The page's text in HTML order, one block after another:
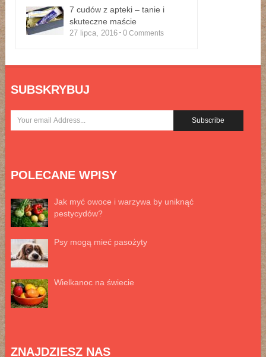
7 cudów z apteki – tanie i
skuteczne maście
27 lipca, 2016 0 Comments
SUBSKRYBUJ
POLECANE WPISY
Jak myć owoce i warzywa by uniknąć
pestycydów?
Psy mogą mieć pasożyty
Wielkanoc na świecie
ZNAJDZIESZ NAS